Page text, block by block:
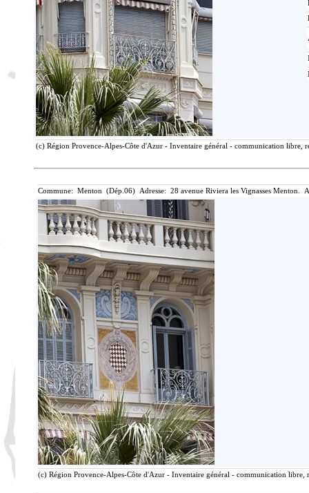
(c) Région Provence-Alpes-Côte d'Azur - Inventaire général - communication libre,
Commune: Menton (Dép.06) Adresse: 28 avenue Riviera les Vignasses Menton.
(c) Région Provence-Alpes-Côte d'Azur - Inventaire général - communication libre,